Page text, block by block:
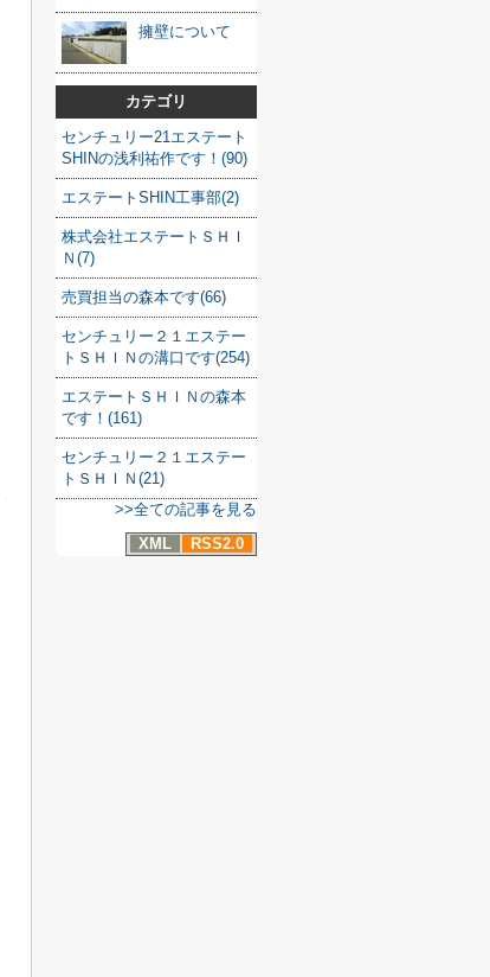
擁壁について
カテゴリ
センチュリー21エステート
SHINの浅利祐作です！(90)
エステートSHIN工事部(2)
株式会社エステートＳＨＩ
Ｎ(7)
売買担当の森本です(66)
センチュリー２１エステー
トＳＨＩＮの溝口です(254)
エステートＳＨＩＮの森本
です！(161)
センチュリー２１エステー
トＳＨＩＮ(21)
>>全ての記事を見る
XML
RSS2.0